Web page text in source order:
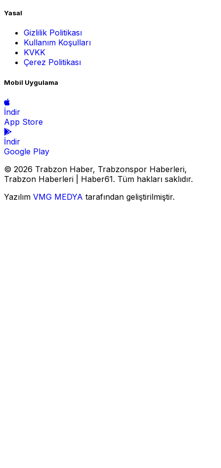
Yasal
Gizlilik Politikası
Kullanım Koşulları
KVKK
Çerez Politikası
Mobil Uygulama
İndir
App Store
İndir
Google Play
© 2026 Trabzon Haber, Trabzonspor Haberleri,
Trabzon Haberleri | Haber61. Tüm hakları saklıdır.
Yazılım VMG MEDYA tarafından geliştirilmiştir.